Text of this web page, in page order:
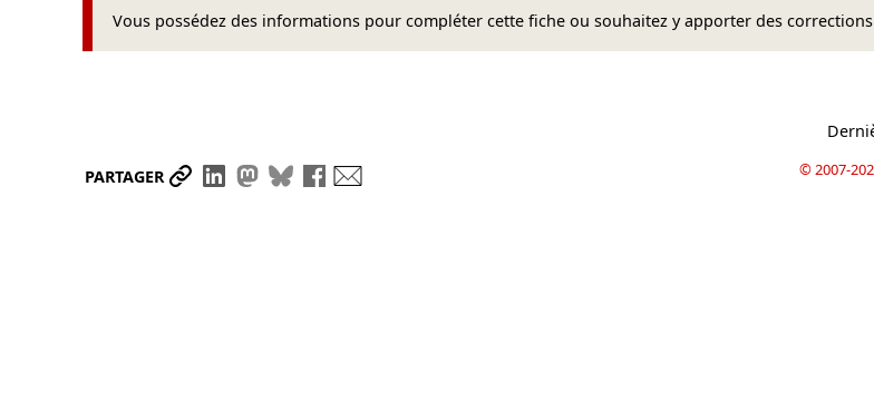
Vous possédez des informations pour compléter cette fiche ou souhaitez y apporter des corrections
PARTAGER Partager le lien
Partager sur LinkedIn
Partager sur Mastodon
Partager sur Bluesky
Partager sur Facebook © 2007-